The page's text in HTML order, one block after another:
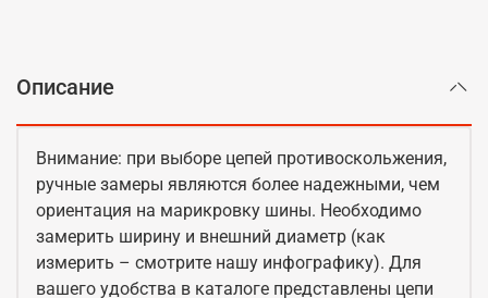
Описание
Внимание: при выборе цепей противоскольжения,
ручные замеры являются более надежными, чем
ориентация на марикровку шины. Необходимо
замерить ширину и внешний диаметр (как
измерить – смотрите нашу инфографику). Для
вашего удобства в каталоге представлены цепи